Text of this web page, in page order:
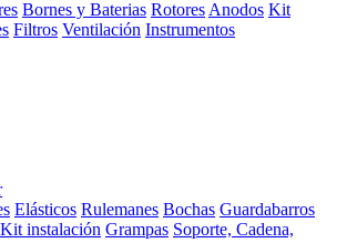
Bornes y Baterias Rotores Anodos Kit
Filtros Ventilación Instrumentos
Elásticos Rulemanes Bochas Guardabarros
Kit instalación Grampas Soporte, Cadena,